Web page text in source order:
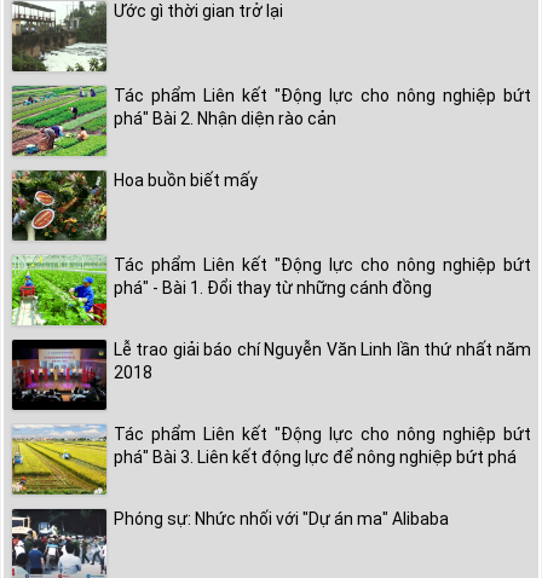
Ước gì thời gian trở lại
Tác phẩm Liên kết "Động lực cho nông nghiệp bứt
phá" Bài 2. Nhận diện rào cản
Hoa buồn biết mấy
Tác phẩm Liên kết "Động lực cho nông nghiệp bứt
phá" - Bài 1. Đổi thay từ những cánh đồng
Lễ trao giải báo chí Nguyễn Văn Linh lần thứ nhất năm
2018
Tác phẩm Liên kết "Động lực cho nông nghiệp bứt
phá" Bài 3. Liên kết động lực để nông nghiệp bứt phá
Phóng sự: Nhức nhối với "Dự án ma" Alibaba